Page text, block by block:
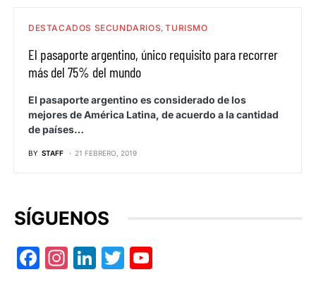
DESTACADOS SECUNDARIOS TURISMO
El pasaporte argentino, único requisito para recorrer
más del 75% del mundo
El pasaporte argentino es considerado de los
mejores de América Latina, de acuerdo a la cantidad
de países…
BY STAFF 21 FEBRERO, 2019
SÍGUENOS
Facebook
Instagram
LinkedIn
Twitter